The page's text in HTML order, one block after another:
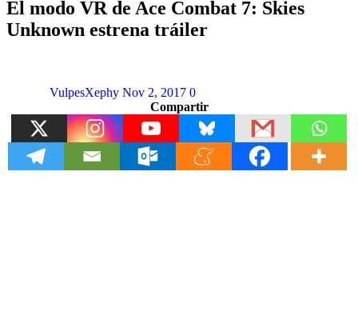
El modo VR de Ace Combat 7: Skies
Unknown estrena tráiler
VulpesXephy Nov 2, 2017 0
Compartir